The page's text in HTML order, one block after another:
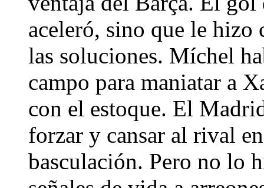
aceleró, sino que le hizo
las soluciones. Míchel
campo para maniatar a
con el estoque. El
forzar y cansar al rival
basculación. Pero no lo